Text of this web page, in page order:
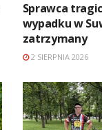
Sprawca
wypadku w
zatrzymany
2 SIERPNIA 2026